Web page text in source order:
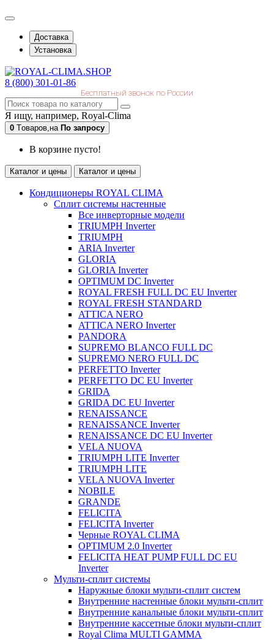
Доставка
Установка
8 (800) 301-01-86
Бесплатный звонок по России
Я ищу, например, Royal-Clima
0 Tоваров,на По запросу
В корзине пусто!
Каталог и цены Каталог и цены
Кондиционеры ROYAL CLIMA
Сплит системы настенные
Все инверторные модели
TRIUMPH Inverter
TRIUMPH
ARIA Inverter
GLORIA
GLORIA Inverter
OPTIMUM DC Inverter
ROYAL FRESH FULL DC EU Inverter
ROYAL FRESH STANDARD
ATTICA NERO
ATTICA NERO Inverter
PANDORA
SUPREMO BLANCO FULL DC
SUPREMO NERO FULL DC
PERFETTO Inverter
PERFETTO DC EU Inverter
GRIDA
GRIDA DC EU Inverter
RENAISSANCE
RENAISSANCE Inverter
RENAISSANCE DC EU Inverter
VELA NUOVA
TRIUMPH LITE Inverter
TRIUMPH LITE
VELA NUOVA Inverter
NOBILE
GRANDE
FELICITA
FELICITA Inverter
Черные ROYAL CLIMA
OPTIMUM 2.0 Inverter
FELICITA HEAT PUMP FULL DC EU
Inverter
Мульти-сплит системы
Наружные блоки мульти-сплит систем
Внутренние настенные блоки мульти-сплит
Внутренние канальные блоки мульти-сплит
Внутренние кассетные блоки мульти-сплит
Royal Clima MULTI GAMMA